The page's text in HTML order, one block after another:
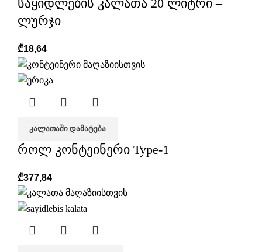
საყიდლების კალათა 20 ლიტრი –
ლურჯი
₾18,64
ᲙᲐᲚᲐᲗᲐᲨᲘ ᲓᲐᲛᲐᲢᲔᲑᲐ
როლ კონტეინერი Type-1
₾377,84